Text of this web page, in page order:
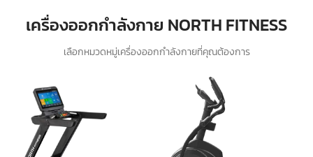
เลือกหมวดหมู่เครื่องออกกำลังกายที่คุณต้องการ
เครื่องออกกำลังกาย NORTH FITNESS